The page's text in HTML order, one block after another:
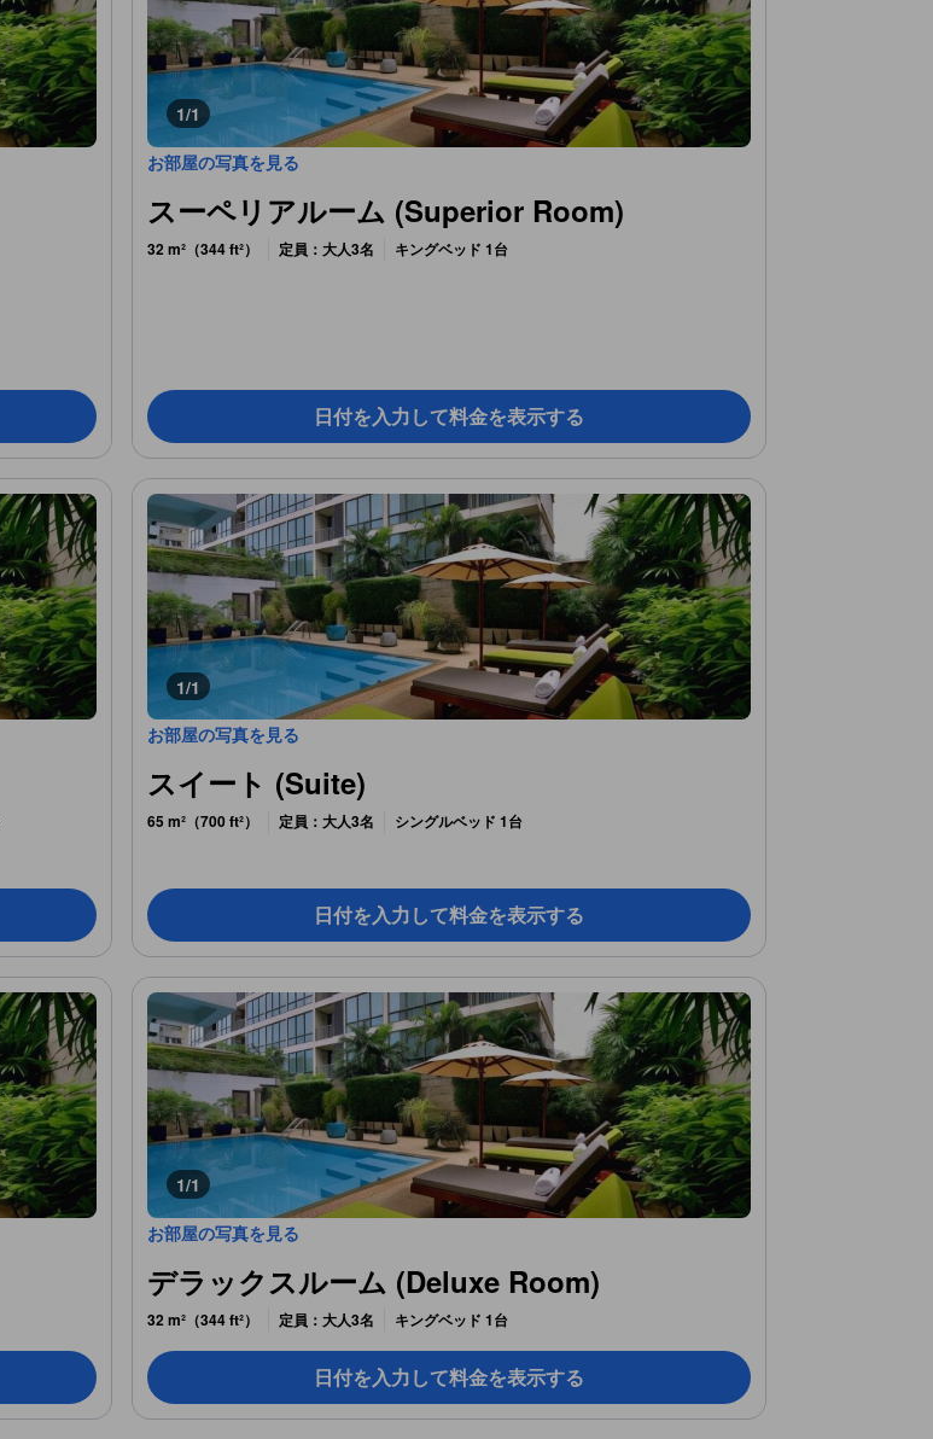
1/1
お部屋の写真を見る
スーペリアルーム (Superior Room)
32 m²（344 ft²） 定員：大人3名 キングベッド 1台
日付を入力して料金を表示する
1/1
お部屋の写真を見る
スイート (Suite)
65 m²（700 ft²） 定員：大人3名 シングルベッド 1台
日付を入力して料金を表示する
1/1
お部屋の写真を見る
デラックスルーム (Deluxe Room)
32 m²（344 ft²） 定員：大人3名 キングベッド 1台
日付を入力して料金を表示する